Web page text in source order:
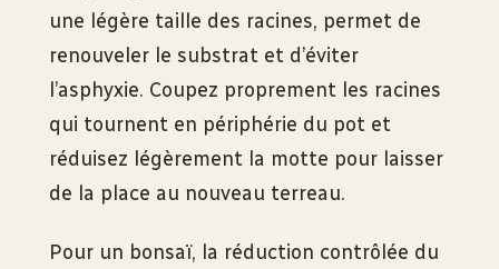
une légère taille des racines, permet de
renouveler le substrat et d’éviter
l’asphyxie. Coupez proprement les racines
qui tournent en périphérie du pot et
réduisez légèrement la motte pour laisser
de la place au nouveau terreau.
Pour un bonsaï, la réduction contrôlée du